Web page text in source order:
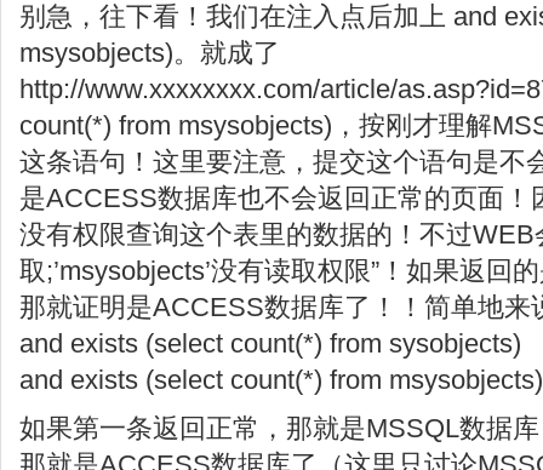
别急，往下看！我们在注入点后加上 and
msysobjects)。就成了
http://www.xxxxxxxx.com/article/
count(*) from msysobjects)，按刚才理解
这条语句！这里要注意，提交这个语句是不
是ACCESS数据库也不会返回正常的页面！
没有权限查询这个表里的数据的！不过WEB
取;’msysobjects’没有读取权限”！如果返回
那就证明是ACCESS数据库了！！简单地来
and exists (select count(*) from sysobjects)
and exists (select count(*) from msysobjects)
如果第一条返回正常，那就是MSSQL数据